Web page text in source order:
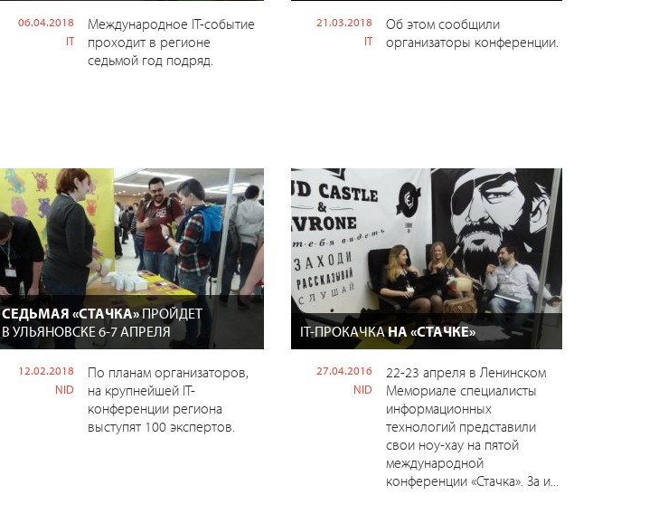
06.04.2018
IT
Международное IT-событие
проходит в регионе
седьмой год подряд.
21.03.2018
IT
Об этом сообщили
организаторы конференции.
СЕДЬМАЯ «СТАЧКА»ПРОЙДЕТ
В УЛЬЯНОВСКЕ 6-7 АПРЕЛЯ
12.02.2018
NID
По планам организаторов,
на крупнейшей IT-
конференции региона
выступят 100 экспертов.
IT-ПРОКАЧКАНА «СТАЧКЕ»
27.04.2016
NID
22-23 апреля в Ленинском
Мемориале специалисты
информационных
технологий представили
свои ноу-хау на пятой
международной
конференции «Стачка». За и...